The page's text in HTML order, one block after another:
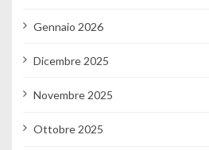
Gennaio 2026
Dicembre 2025
Novembre 2025
Ottobre 2025